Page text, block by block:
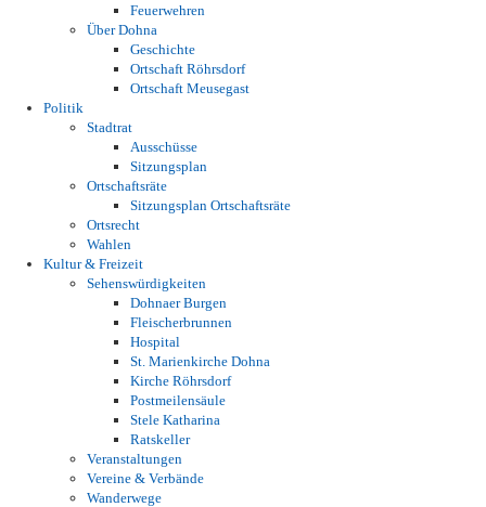
Feuerwehren
Über Dohna
Geschichte
Ortschaft Röhrsdorf
Ortschaft Meusegast
Politik
Stadtrat
Ausschüsse
Sitzungsplan
Ortschaftsräte
Sitzungsplan Ortschaftsräte
Ortsrecht
Wahlen
Kultur & Freizeit
Sehenswürdigkeiten
Dohnaer Burgen
Fleischerbrunnen
Hospital
St. Marienkirche Dohna
Kirche Röhrsdorf
Postmeilensäule
Stele Katharina
Ratskeller
Veranstaltungen
Vereine & Verbände
Wanderwege